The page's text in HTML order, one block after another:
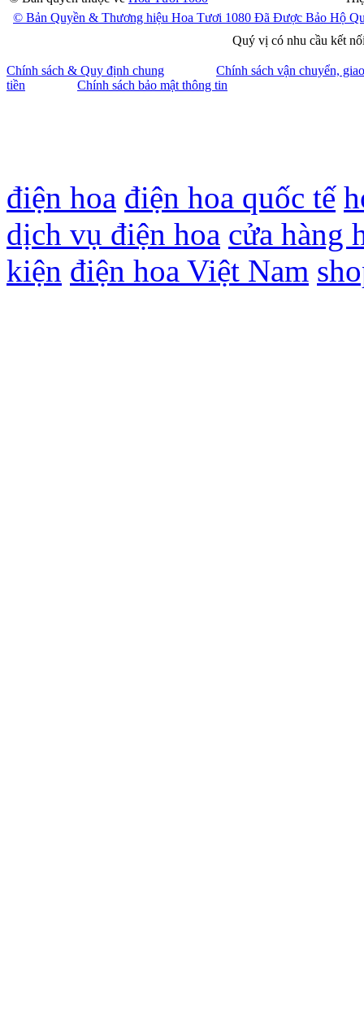
© Bản Quyền & Thương hiệu Hoa Tươi 1080 Đã Được Bảo Hộ
Quý vị có nhu cầu kết
Chính sách & Quy định chung
Chính sách vận chuyển,
tiền
Chính sách bảo mật thông tin
điện hoa điện hoa quốc tế
dịch vụ điện hoa cửa hàng
kiện điện hoa Việt Nam